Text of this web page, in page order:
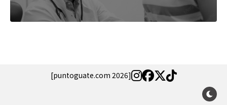
[puntoguate.com 2026]